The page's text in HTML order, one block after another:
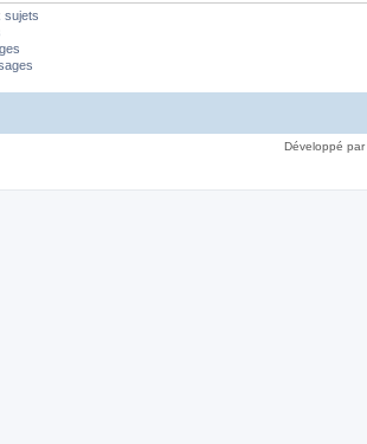
sujets
Développé par